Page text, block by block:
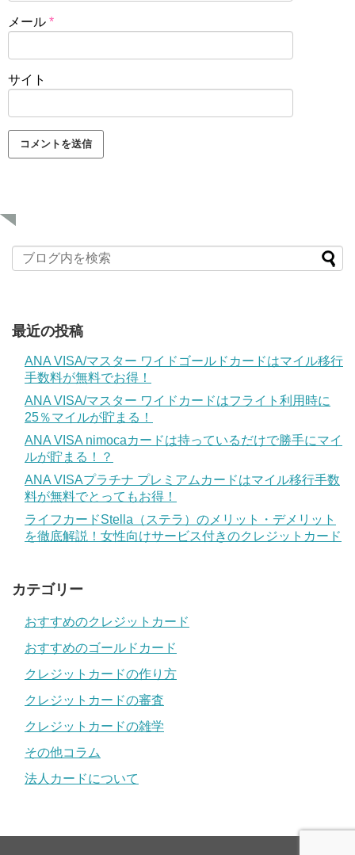
メール *
サイト
最近の投稿
ANA VISA/マスター ワイドゴールドカードはマイル移行
手数料が無料でお得！
ANA VISA/マスター ワイドカードはフライト利用時に
25％マイルが貯まる！
ANA VISA nimocaカードは持っているだけで勝手にマイ
ルが貯まる！？
ANA VISAプラチナ プレミアムカードはマイル移行手数
料が無料でとってもお得！
ライフカードStella（ステラ）のメリット・デメリット
を徹底解説！女性向けサービス付きのクレジットカード
カテゴリー
おすすめのクレジットカード
おすすめのゴールドカード
クレジットカードの作り方
クレジットカードの審査
クレジットカードの雑学
その他コラム
法人カードについて